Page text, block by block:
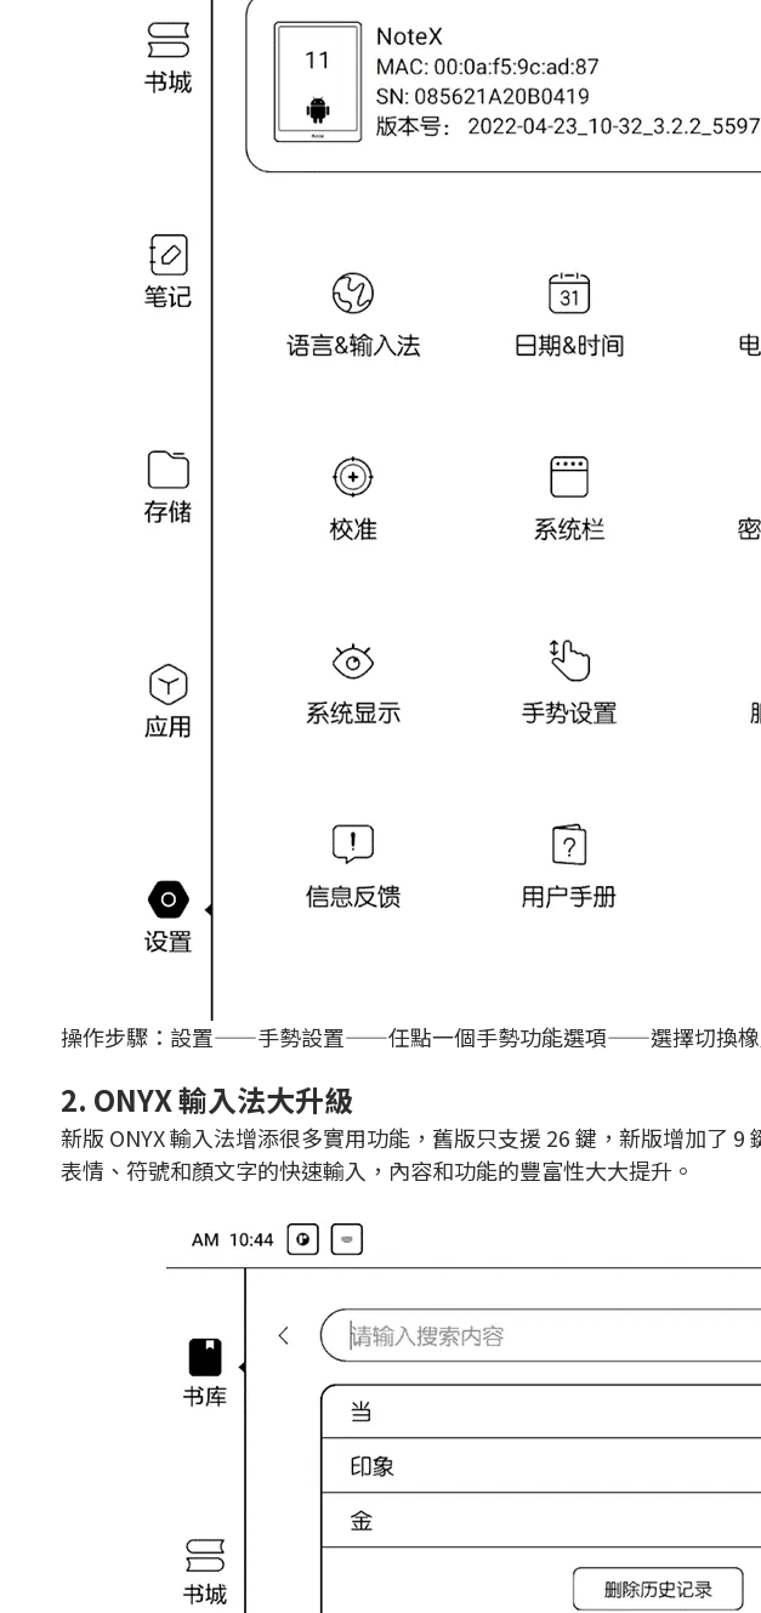
操作步驟：設置——手勢設置——任點一個手勢功能選項——選擇切換
2. ONYX 輸入法大升級
新版 ONYX 輸入法增添很多實用功能，舊版只支援 26 鍵，新版增加了
表情、符號和顏文字的快速輸入，內容和功能的豐富性大大提升。